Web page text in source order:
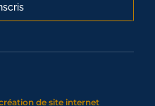
de site internet